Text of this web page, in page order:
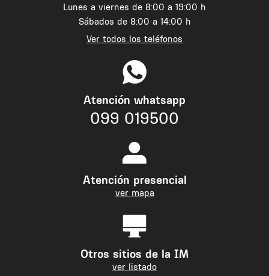
Lunes a viernes de 8:00 a 19:00 h
Sábados de 8:00 a 14:00 h
Ver todos los teléfonos
Atención whatsapp
099 019500
Atención presencial
ver mapa
Otros sitios de la IM
ver listado